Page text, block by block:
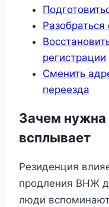
регистрации
Сменить
переезда
Зачем нужна
всплывает
Резиденция
продления ВНЖ
люди